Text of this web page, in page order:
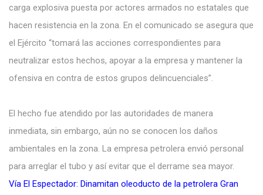
carga explosiva puesta por actores armados no estatales que
hacen resistencia en la zona. En el comunicado se asegura que
el Ejército “tomará las acciones correspondientes para
neutralizar estos hechos, apoyar a la empresa y mantener la
ofensiva en contra de estos grupos delincuenciales”.
El hecho fue atendido por las autoridades de manera
inmediata, sin embargo, aún no se conocen los daños
ambientales en la zona. La empresa petrolera envió personal
para arreglar el tubo y así evitar que el derrame sea mayor.
Vía El Espectador: Dinamitan oleoducto de la petrolera Gran